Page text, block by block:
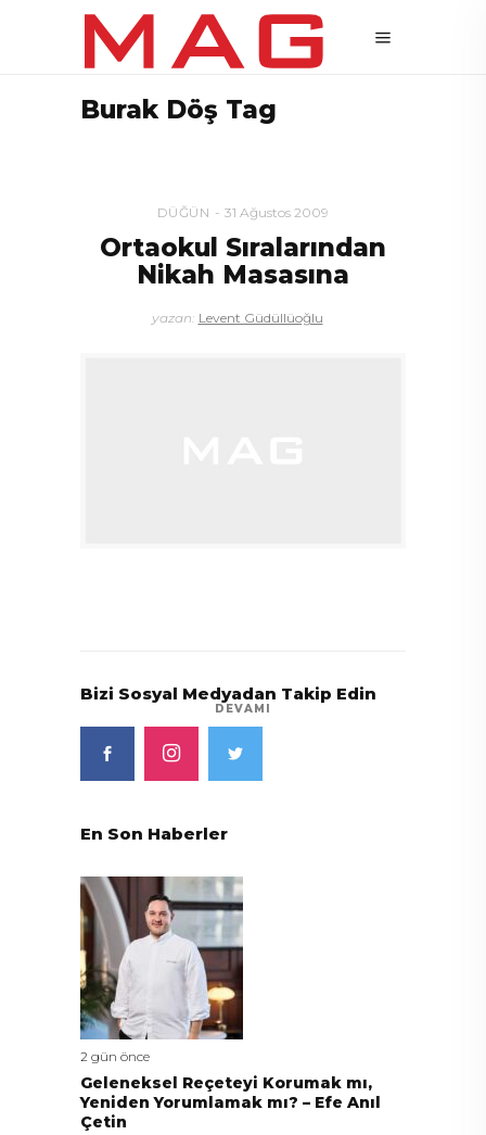
Burak Döş Tag
DÜĞÜN 31 Ağustos 2009
Ortaokul Sıralarından
Nikah Masasına
yazan: Levent Güdüllüoğlu
DEVAMI
Bizi Sosyal Medyadan Takip Edin
En Son Haberler
2 gün önce
Geleneksel Reçeteyi Korumak mı,
Yeniden Yorumlamak mı? – Efe Anıl
Çetin